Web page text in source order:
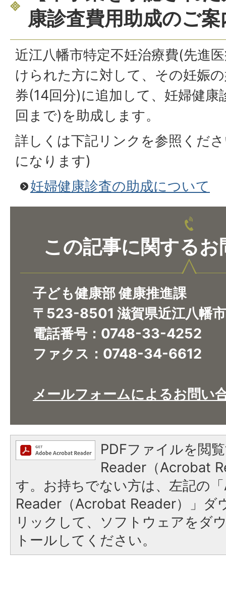
康診査費用助成のご案
近江八幡市特定不妊治療費(先進
けられた方に対して、その妊娠
券(14回分)に追加して、妊婦健康
回まで)を助成します。
詳しくは下記リンクを参照くだ
になります)
妊婦健康診査の助成について
この記事に関するお
子ども健康部 健康推進課
〒523-8501 滋賀県近江八幡
電話番号：0748-33-4252
ファクス：0748-34-6612
メールフォームによるお問い
PDFファイルを閲
Reader（Acrobat
す。お持ちでない方は、左記の
Reader（Acrobat Reader）」ダ
リックして、ソフトウェアをダ
トールしてください。